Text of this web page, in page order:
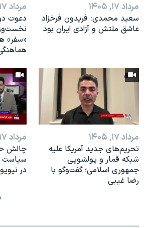
مرداد ۱۷, ۱۴۰۵
سعید محمدی: فریدون فرخزاد
عاشق ملتش و آزادی ایران بود
مرداد ۱۷, ۱۴۰۵
دعوت
«سفر»
مرداد ۱۷, ۱۴۰۵
تحریم‌های جدید آمریکا علیه
شبکه قمار و پولشویی
جمهوری اسلامی؛ گفت‌وگو با
رضا غیبی
مرداد ۱۷, ۱۴۰۵
چالش
سیاست
در